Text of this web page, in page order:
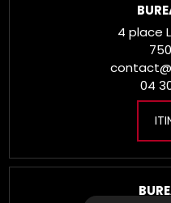
4 place
04